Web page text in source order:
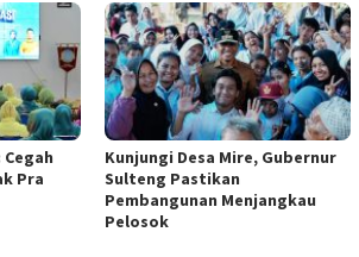
Pra
Kunjungi Desa Mire, Gubernur
Sulteng Pastikan
Pembangunan Menjangkau
Pelosok